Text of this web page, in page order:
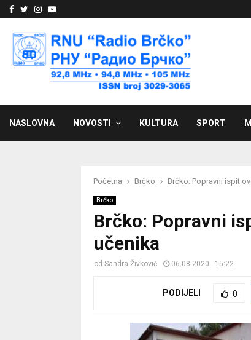
Facebook
Twitter
Instagram
Youtube
NASLOVNA NOVOSTI KULTURA SPORT
Početna Brčko Brčko: Popravni ispit
Brčko
Brčko: Popravni
učenika
od Sandra Živković 06.08.2020 - 15:22
PODIJELI 0